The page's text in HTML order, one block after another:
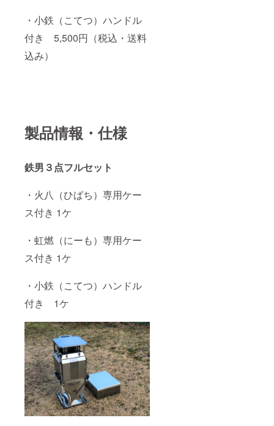
・小鉄（こてつ）ハンドル
付き 5,500円（税込・送料
込み）
製品情報・仕様
鉄男３点フルセット
・火八（ひばち）専用ケー
ス付き 1ケ
・虹燃（にーも）専用ケー
ス付き 1ケ
・小鉄（こてつ）ハンドル
付き 1ケ